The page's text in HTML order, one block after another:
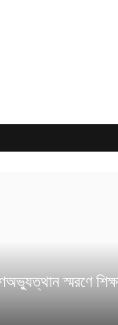
ডেলিভারি রাইডার • 🏨
স্মরণে